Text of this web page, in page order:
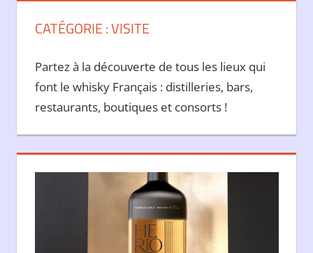
CATÉGORIE :VISITE
Partez à la découverte de tous les lieux qui
font le whisky Français : distilleries, bars,
restaurants, boutiques et consorts !